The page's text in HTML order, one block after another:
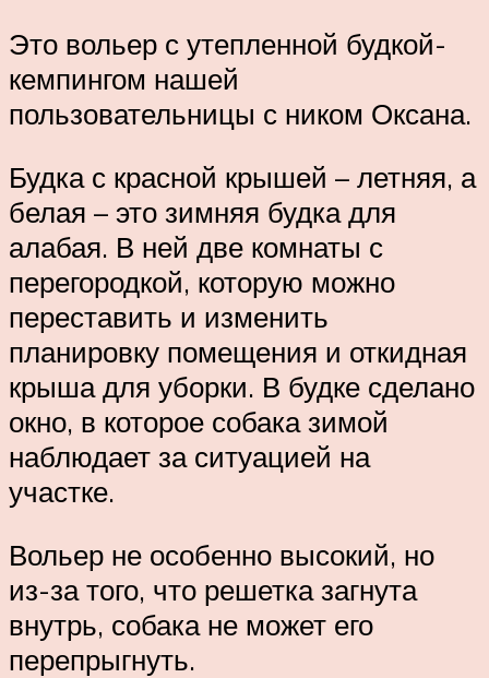
Это вольер с утепленной будкой-
кемпингом нашей
пользовательницы с ником Оксана.
Будка с красной крышей – летняя, а
белая – это зимняя будка для
алабая. В ней две комнаты с
перегородкой, которую можно
переставить и изменить
планировку помещения и откидная
крыша для уборки. В будке сделано
окно, в которое собака зимой
наблюдает за ситуацией на
участке.
Вольер не особенно высокий, но
из-за того, что решетка загнута
внутрь, собака не может его
перепрыгнуть.